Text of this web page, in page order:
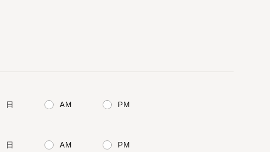
日 AM PM
日 AM PM